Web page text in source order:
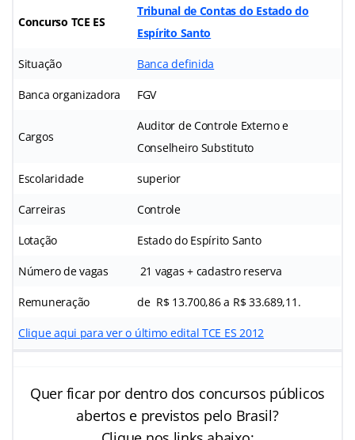
Concurso TCE ES
Tribunal de Contas do Estado do
Espírito Santo
Situação Banca definida
Banca organizadora FGV
Cargos
Auditor de Controle Externo e
Conselheiro Substituto
Escolaridade superior
Carreiras Controle
Lotação Estado do Espírito Santo
Número de vagas 21 vagas + cadastro reserva
Remuneração de R$ 13.700,86 a R$ 33.689,11.
Clique aqui para ver o último edital TCE ES 2012
Quer ficar por dentro dos concursos públicos
abertos e previstos pelo Brasil?